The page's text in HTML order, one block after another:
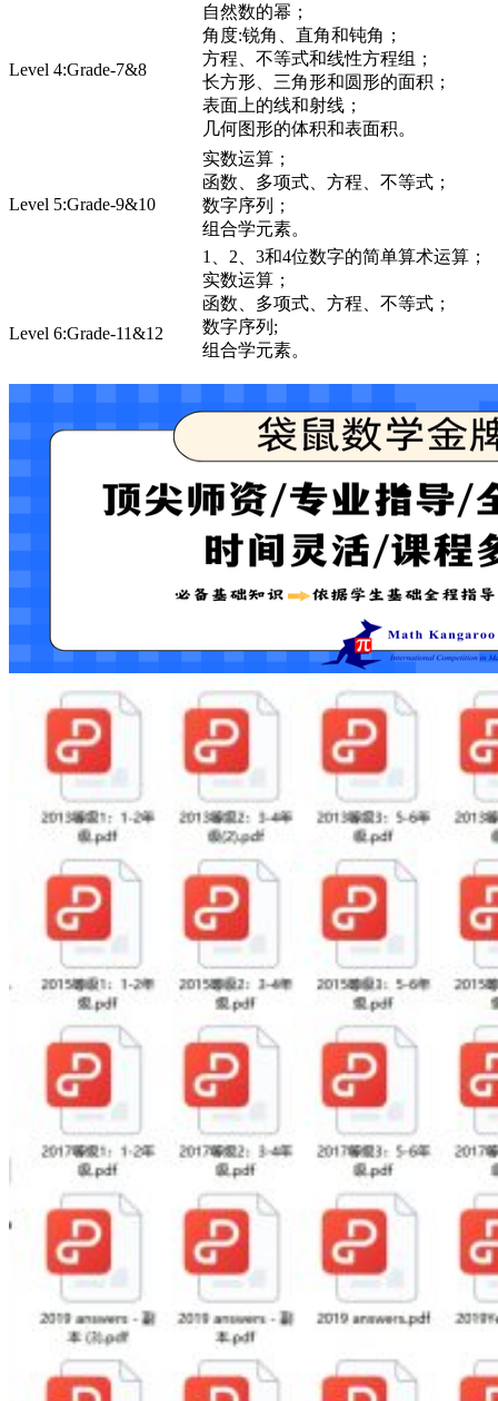
Level 4:Grade-7&8
自然数的幂；
角度:锐角、直角和钝角；
方程、不等式和线性方程组；
长方形、三角形和圆形的面积；
表面上的线和射线；
几何图形的体积和表面积。
Level 5:Grade-9&10
实数运算；
函数、多项式、方程、不等式；
数字序列；
组合学元素。
Level 6:Grade-11&12
1、2、3和4位数字的简单算术运算；
实数运算；
函数、多项式、方程、不等式；
数字序列;
组合学元素。